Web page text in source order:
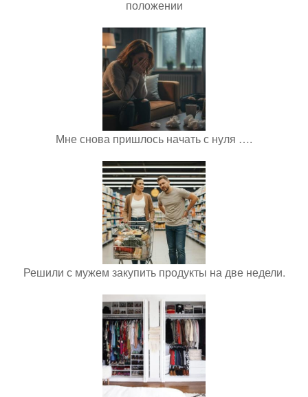
положении
Мне снова пришлось начать с нуля ….
Решили с мужем закупить продукты на две недели.